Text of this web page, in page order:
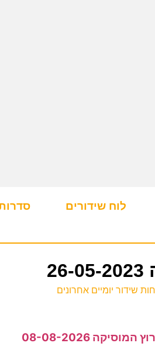
לוח שידורים
שידור יומיים אחרונים
המוסיקה 08-08-2026